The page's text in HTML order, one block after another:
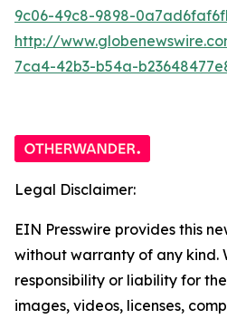
9c06-49c8-9898-
http://
7ca4-42b3-b54a-
Legal Disclaimer:
EIN Presswire provides this
without warranty of any kind.
responsibility or liability for
images, videos, licenses,